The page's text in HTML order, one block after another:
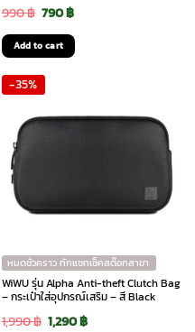
990฿ Original
price
was:
990 ฿.
790฿Current
price
is:
Add to cart
-35%
หมดชั่วคราว ทักแชทเช็คสต๊อกสาขา
WiWU รุ่น Alpha Anti-theft Clutch Bag
– กระเป๋าใส่อุปกรณ์เสริม – สี Black
1,990฿ Original
1,290฿Current